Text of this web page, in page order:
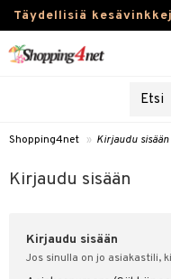
Täydellisiä
Piilolinssit
Luontaistuotteet
Fitness
Shopping4net » Kirjaudu sisään
Kirjaudu sisään
Kirjaudu sisään
Jos sinulla on jo asiakastili,
sisään